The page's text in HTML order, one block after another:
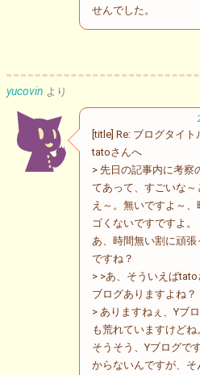
せんでした。
yucovin より
[title] Re: ブログタイ
tatoさんへ
> 先日の記事内に考察
てあって、すごいな～
え～。無いですよ～
ゴくないですですよ。
あ、時間無い割に頑
ですね？
> >あ、そういえば
ブログありますよね？
> ありますねぇ、Yブ
も荒れていますけどね
そうそう、Yブログで
からないんですが、